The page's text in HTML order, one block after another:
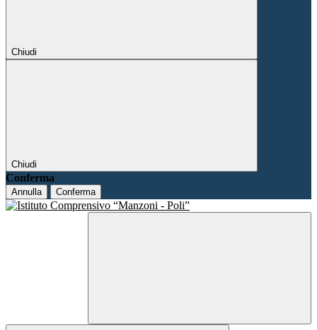
Chiudi
Chiudi
Conferma
Annulla Conferma